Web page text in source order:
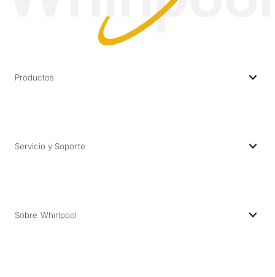
Productos
Servicio y Soporte
Sobre Whirlpool